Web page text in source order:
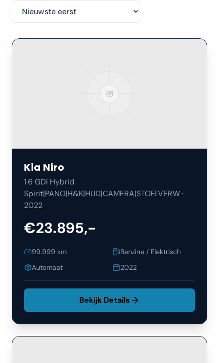
Kia Niro
1.6 GDi Hybrid
Spirit|PANO|H&K|HUD|CAMERA|STOELVERW·
2022
€23.895,-
99.999 km
Benzine / Elektrisch
Automaat
2022
Bekijk Details